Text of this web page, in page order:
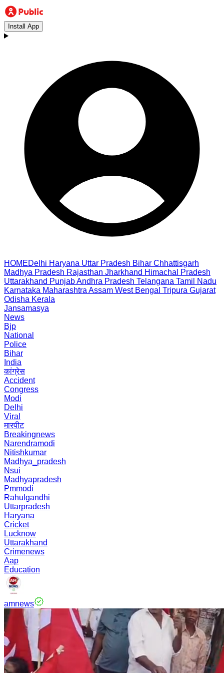
Install App
HOMEDelhi Haryana Uttar Pradesh Bihar Chhattisgarh
Madhya Pradesh Rajasthan Jharkhand Himachal Pradesh
Uttarakhand PunjabAndhra Pradesh Telangana Tamil Nadu
Karnataka Maharashtra Assam West Bengal Tripura Gujarat
Odisha Kerala
Jansamasya
News
Bjp
National
Police
Bihar
India
कांग्रेस
Accident
Congress
Modi
Delhi
Viral
मारपीट
Breakingnews
Narendramodi
Nitishkumar
Madhya_pradesh
Nsui
Madhyapradesh
Pmmodi
Rahulgandhi
Uttarpradesh
Haryana
Cricket
Lucknow
Uttarakhand
Crimenews
Aap
Education
amnews